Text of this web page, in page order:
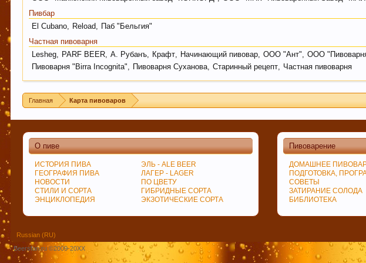
Пивбар
El Cubano, Reload, Паб "Бельгия"
Частная пивоварня
Lesheg, PARF BEER, А. Рубанъ, Крафт, Начинающий пивовар, ООО "Ант", ООО
Пивоварня "Birra Incognita", Пивоварня Суханова, Старинный рецепт, Частная пивоварня
Главная Карта пивоваров
О пиве
ИСТОРИЯ ПИВА
ГЕОГРАФИЯ ПИВА
НОВОСТИ
СТИЛИ И СОРТА
ЭНЦИКЛОПЕДИЯ
ЭЛЬ - ALE BEER
ЛАГЕР - LAGER
ПО ЦВЕТУ
ГИБРИДНЫЕ СОРТА
ЭКЗОТИЧЕСКИЕ СОРТА
Пивоварение
ДОМАШНЕЕ
ПОДГОТОВКА,
СОВЕТЫ
ЗАТИРАНИЕ СОЛОДА
БИБЛИОТЕКА
Russian (RU)
Beersfan.ru ©2009-20ХХ